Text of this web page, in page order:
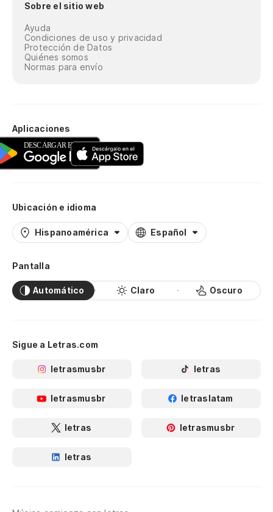
Sobre el sitio web
Ayuda
Condiciones de uso y privacidad
Protección de Datos
Quiénes somos
Normas para envío
Aplicaciones
Ubicación e idioma
Hispanoamérica Español
Pantalla
Automático Claro Oscuro
Sigue a Letras.com
letrasmusbr letras
letrasmusbr letraslatam
letras letrasmusbr
letras